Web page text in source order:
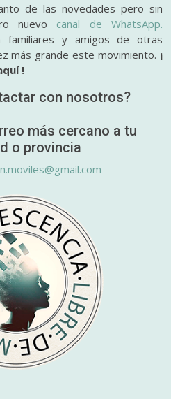
de las novedades pero sin
nuevo canal de WhatsApp.
familiares y amigos de otras
más grande este movimiento. ¡
!
con nosotros?
más cercano a tu
o provincia